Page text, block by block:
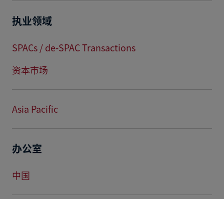
执业领域
SPACs / de-SPAC Transactions
资本市场
Asia Pacific
办公室
中国